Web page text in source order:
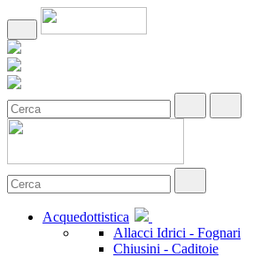
Acquedottistica
Allacci Idrici - Fognari
Chiusini - Caditoie